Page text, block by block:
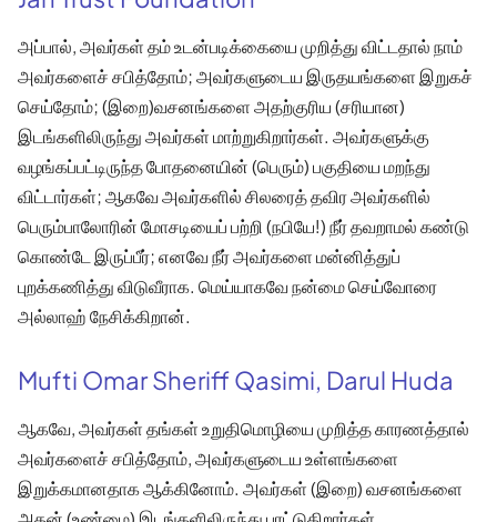
அப்பால், அவர்கள் தம் உடன்படிக்கையை முறித்து விட்டதால் நாம்
அவர்களைச் சபித்தோம்; அவர்களுடைய இருதயங்களை இறுகச்
செய்தோம்; (இறை)வசனங்களை அதற்குரிய (சரியான)
இடங்களிலிருந்து அவர்கள் மாற்றுகிறார்கள். அவர்களுக்கு
வழங்கப்பட்டிருந்த போதனையின் (பெரும்) பகுதியை மறந்து
விட்டார்கள்; ஆகவே அவர்களில் சிலரைத் தவிர அவர்களில்
பெரும்பாலோரின் மோசடியைப் பற்றி (நபியே!) நீர் தவறாமல் கண்டு
கொண்டே இருப்பீர்; எனவே நீர் அவர்களை மன்னித்துப்
புறக்கணித்து விடுவீராக. மெய்யாகவே நன்மை செய்வோரை
அல்லாஹ் நேசிக்கிறான்.
Mufti Omar Sheriff Qasimi, Darul Huda
ஆகவே, அவர்கள் தங்கள் உறுதிமொழியை முறித்த காரணத்தால்
அவர்களைச் சபித்தோம், அவர்களுடைய உள்ளங்களை
இறுக்கமானதாக ஆக்கினோம். அவர்கள் (இறை) வசனங்களை